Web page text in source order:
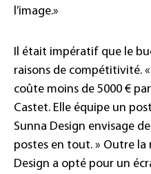
l’image.»
Il était impératif que le
raisons de compétitivité.
coûte moins de 5000 €
Castet. Elle équipe un
Sunna Design envisage
postes en tout. » Outre
Design a opté pour un